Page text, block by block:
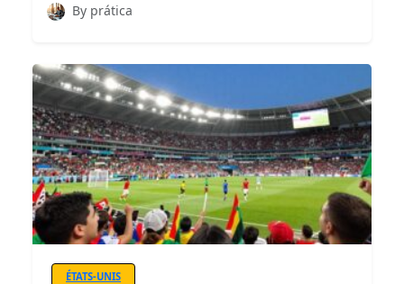
By prática
ÉTATS-UNIS